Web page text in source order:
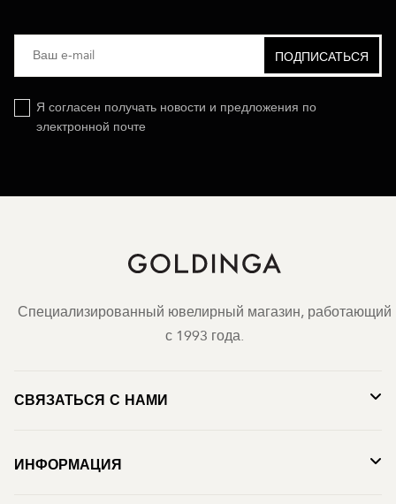
Я согласен получать новости и предложения по
электронной почте
Специализированный ювелирный магазин, работающий
с 1993 года.
СВЯЗАТЬСЯ С НАМИ
ИНФОРМАЦИЯ